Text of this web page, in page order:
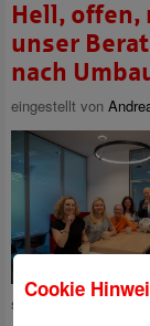
Hell, offen,
unser
nach
eingestellt von
sich in neuem Look:
Cookie